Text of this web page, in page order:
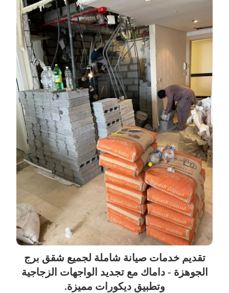
تقديم خدمات صيانة شاملة لجميع شقق برج
الجوهزة - داماك مع تجديد الواجهات الزجاجية
وتطبيق ديكورات مميزة.